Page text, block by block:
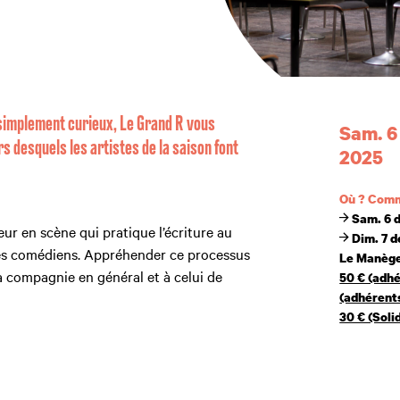
Dates et
Sam.
2025
Où ?
Sam. 6
Dim. 7
Le
50 €
30 €
curieux, Le Grand R vous
desquels les artistes de la saison font
en scène qui pratique l’écriture au
comédiens. Appréhender ce processus
en général et à celui de